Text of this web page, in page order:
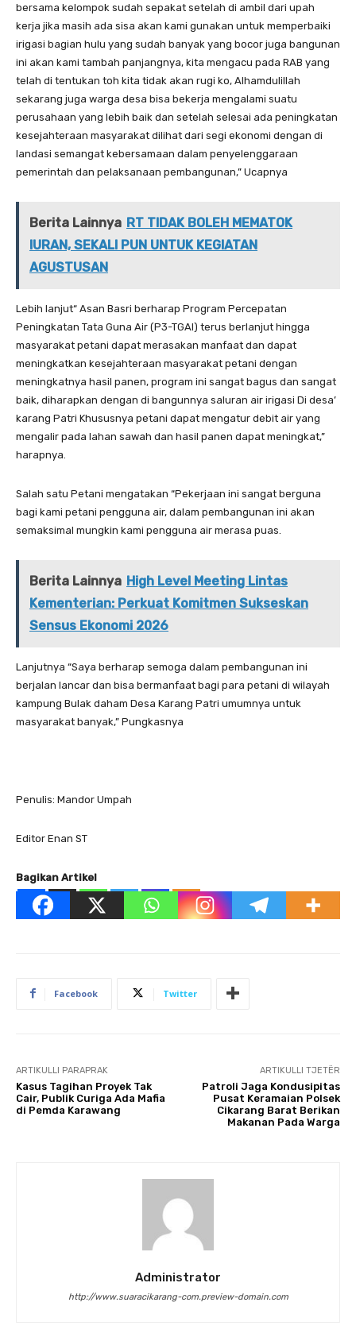
bersama kelompok sudah sepakat setelah di ambil dari upah
kerja jika masih ada sisa akan kami gunakan untuk memperbaiki
irigasi bagian hulu yang sudah banyak yang bocor juga bangunan
ini akan kami tambah panjangnya, kita mengacu pada RAB yang
telah di tentukan toh kita tidak akan rugi ko, Alhamdulillah
sekarang juga warga desa bisa bekerja mengalami suatu
perusahaan yang lebih baik dan setelah selesai ada peningkatan
kesejahteraan masyarakat dilihat dari segi ekonomi dengan di
landasi semangat kebersamaan dalam penyelenggaraan
pemerintah dan pelaksanaan pembangunan,” Ucapnya
Berita Lainnya RT TIDAK BOLEH MEMATOK
IURAN, SEKALI PUN UNTUK KEGIATAN
AGUSTUSAN
Lebih lanjut“ Asan Basri berharap Program Percepatan
Peningkatan Tata Guna Air (P3-TGAI) terus berlanjut hingga
masyarakat petani dapat merasakan manfaat dan dapat
meningkatkan kesejahteraan masyarakat petani dengan
meningkatnya hasil panen, program ini sangat bagus dan sangat
baik, diharapkan dengan di bangunnya saluran air irigasi Di desa’
karang Patri Khususnya petani dapat mengatur debit air yang
mengalir pada lahan sawah dan hasil panen dapat meningkat,”
harapnya.
Salah satu Petani mengatakan “Pekerjaan ini sangat berguna
bagi kami petani pengguna air, dalam pembangunan ini akan
semaksimal mungkin kami pengguna air merasa puas.
Berita Lainnya High Level Meeting Lintas
Kementerian: Perkuat Komitmen Sukseskan
Sensus Ekonomi 2026
Lanjutnya “Saya berharap semoga dalam pembangunan ini
berjalan lancar dan bisa bermanfaat bagi para petani di wilayah
kampung Bulak daham Desa Karang Patri umumnya untuk
masyarakat banyak,” Pungkasnya
Penulis: Mandor Umpah
Editor Enan ST
Bagikan Artikel
Facebook Twitter
ARTIKULLI PARAPRAK
Kasus Tagihan Proyek Tak
Cair, Publik Curiga Ada Mafia
di Pemda Karawang
ARTIKULLI TJETËR
Patroli Jaga Kondusipitas
Pusat Keramaian Polsek
Cikarang Barat Berikan
Makanan Pada Warga
Administrator
http://www.suaracikarang-com.preview-domain.com